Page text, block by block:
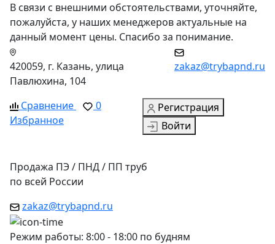
В связи с внешними обстоятельствами, уточняйте,
пожалуйста, у наших менеджеров актуальные на
данный момент цены. Спасибо за понимание.
420059, г. Казань, улица
Павлюхина, 104
zakaz@trybapnd.ru
Сравнение
0
Избранное
Регистрация
Войти
Продажа ПЭ / ПНД / ПП труб
по всей России
zakaz@trybapnd.ru
Режим работы: 8:00 - 18:00 по будням